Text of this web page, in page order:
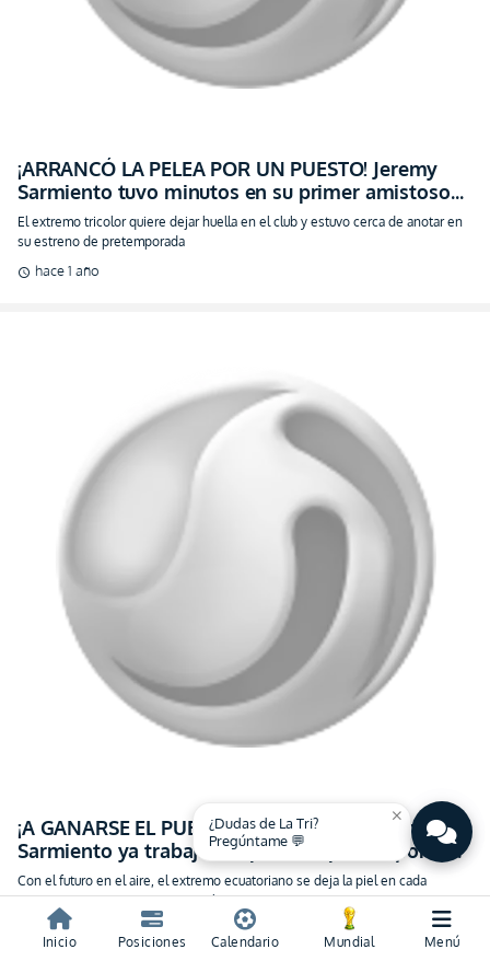
¡ARRANCÓ LA PELEA POR UN PUESTO! Jeremy
Sarmiento tuvo minutos en su primer amistoso
con Brighton y busca convencer al cuerpo
técnico (VIDEO)
El extremo tricolor quiere dejar huella en el club y estuvo cerca de anotar en
su estreno de pretemporada
schedule hace 1 año
¡A GANARSE EL PUESTO COMO SEA! Jeremy
Sarmiento ya trabaja a tope en la pretemporada
del Brighton
Con el futuro en el aire, el extremo ecuatoriano se deja la piel en cada
entrenamiento para convencer a las Gaviotas
hace 1 año
Inicio Posiciones Calendario Mundial Menú
close
¿Dudas de La Tri?
Pregúntame 💬